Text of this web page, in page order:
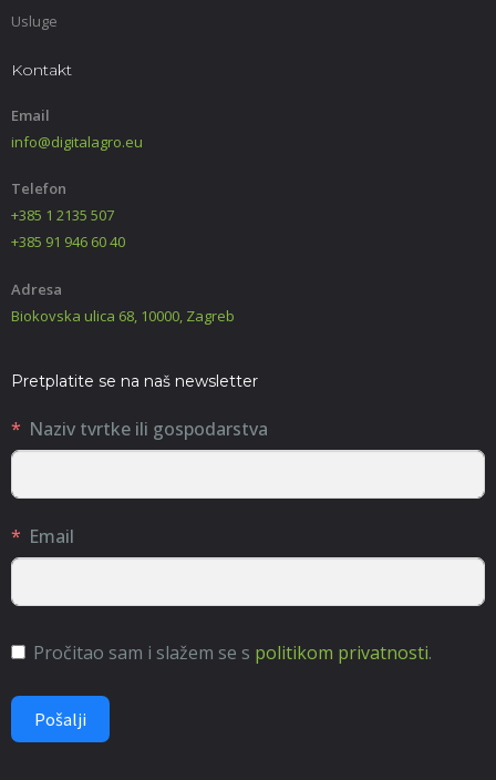
Usluge
Kontakt
Email
info@digitalagro.eu
Telefon
+385 1 2135 507
+385 91 946 60 40
Adresa
Biokovska ulica 68, 10000, Zagreb
Pretplatite se na naš newsletter
Naziv tvrtke ili gospodarstva
Email
Pročitao sam i slažem se s politikom privatnosti.
Pošalji